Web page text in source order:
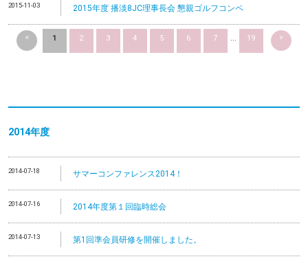
2015-11-03 2015年度 播淡8JC理事長会 懇親ゴルフコンペ
< 1 2 3 4 5 6 7 ... 19 >
2014年度
2014-07-18 サマーコンファレンス2014！
2014-07-16 2014年度第１回臨時総会
2014-07-13 第1回準会員研修を開催しました。